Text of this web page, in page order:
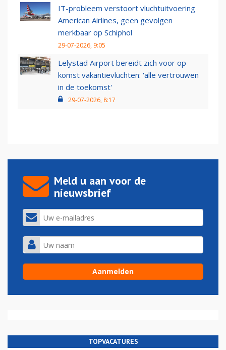
IT-probleem verstoort vluchtuitvoering
American Airlines, geen gevolgen
merkbaar op Schiphol
29-07-2026, 9:05
Lelystad Airport bereidt zich voor op
komst vakantievluchten: 'alle vertrouwen
in de toekomst'
29-07-2026, 8:17
Meld u aan voor de
nieuwsbrief
TOPVACATURES